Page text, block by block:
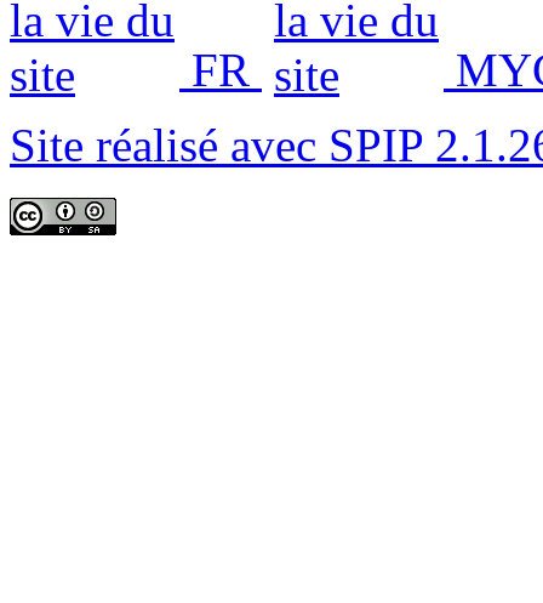
FR
Site réalisé avec SPIP